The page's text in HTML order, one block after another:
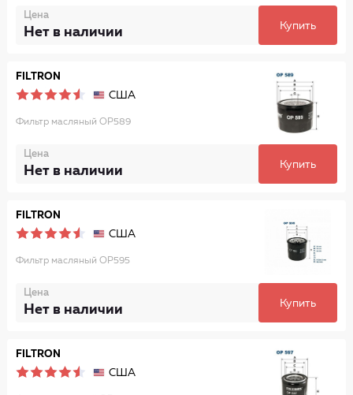
Цена
Нет в наличии Купить
FILTRON
США
Фильтр масляный OP589
Цена
Нет в наличии Купить
FILTRON
США
Фильтр масляный OP595
Цена
Нет в наличии Купить
FILTRON
США